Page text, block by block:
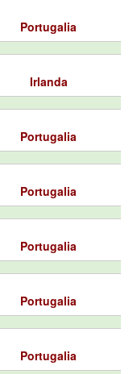
Portugalia
Irlanda
Portugalia
Portugalia
Portugalia
Portugalia
Portugalia